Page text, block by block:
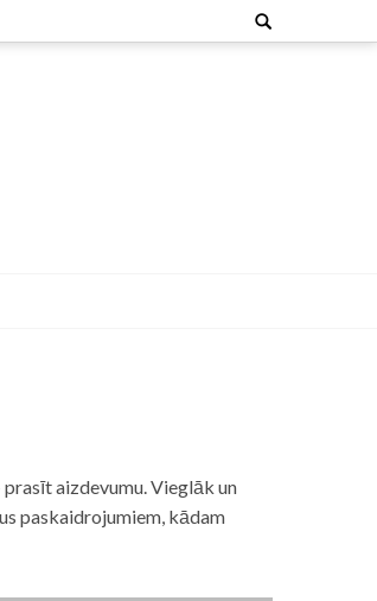
Search
for:
aizdevumu. Vieglāk un
paskaidrojumiem, kādam